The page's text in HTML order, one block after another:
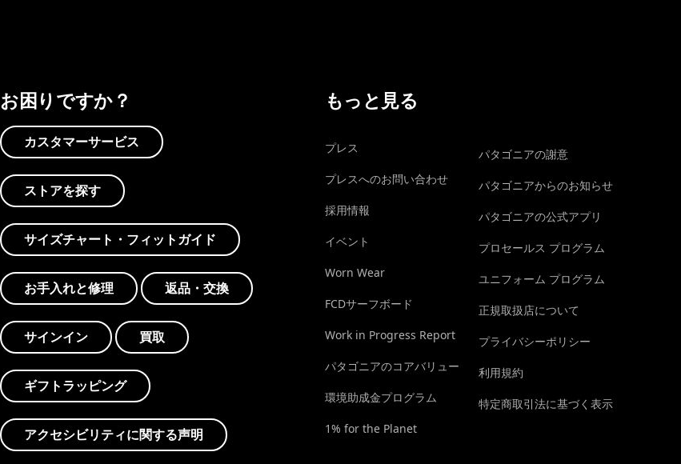
お困りですか？
カスタマーサービス
ストアを探す
サイズチャート・フィットガイド
お手入れと修理 返品・交換
サインイン 買取
ギフトラッピング
アクセシビリティに関する声明
もっと見る
プレス
プレスへのお問い合わせ
採用情報
イベント
Worn Wear
FCDサーフボード
Work in Progress Report
パタゴニアのコアバリュー
環境助成金プログラム
1% for the Planet
パタゴニアの謝意
パタゴニアからのお知らせ
パタゴニアの公式アプリ
プロセールス プログラム
ユニフォーム プログラム
正規取扱店について
プライバシーポリシー
利用規約
特定商取引法に基づく表示